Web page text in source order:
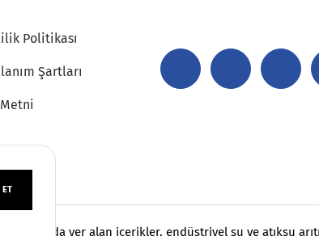
Politikası
Şartları
Sayfamızda yer alan içerikler, endüstriyel su ve atıksu
ET